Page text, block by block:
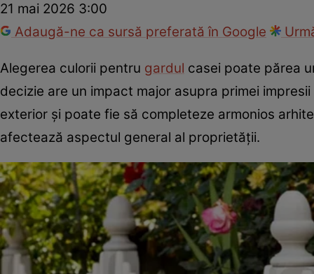
21 mai 2026 3:00
Adaugă-ne ca sursă preferată în Google
Alegerea culorii pentru gardul casei poate părea
decizie are un impact major asupra primei
exterior și poate fie să completeze armonios
afectează aspectul general al proprietății.